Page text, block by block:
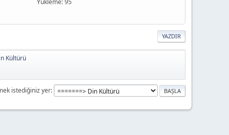
Yükleme: 95
YAZDIR
Kültürü
istediğiniz yer